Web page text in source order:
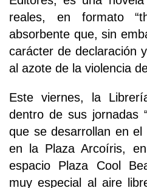
reales, en formato
absorbente que, sin
carácter de declaración
al azote de la violencia
Este viernes, la
dentro de sus jornadas
que se desarrollan en
en la Plaza Arcoíris,
espacio Plaza Cool
muy especial al aire